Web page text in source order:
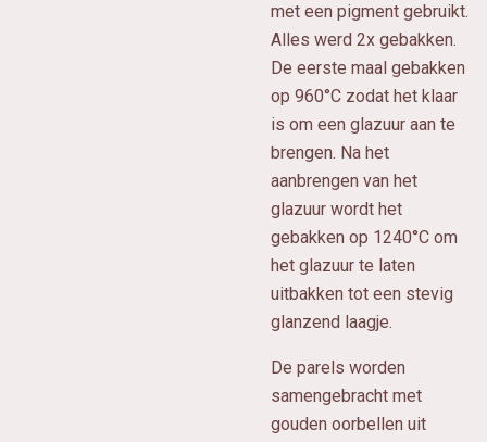
met een pigment gebruikt.
Alles werd 2x gebakken.
De eerste maal gebakken
op 960°C zodat het klaar
is om een glazuur aan te
brengen. Na het
aanbrengen van het
glazuur wordt het
gebakken op 1240°C om
het glazuur te laten
uitbakken tot een stevig
glanzend laagje.
De parels worden
samengebracht met
gouden oorbellen uit